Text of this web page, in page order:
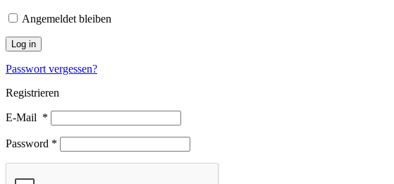
Angemeldet bleiben
Log in
Passwort vergessen?
Registrieren
E-Mail *
Password *